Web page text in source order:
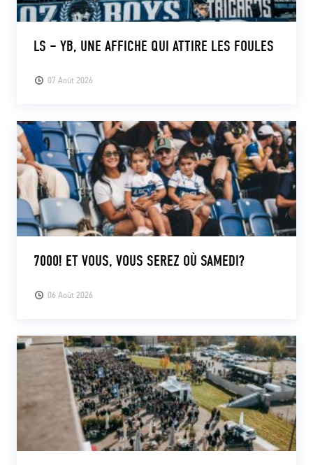
07 Août 2026
LS – YB, UNE AFFICHE QUI ATTIRE LES FOULES
06 Août 2026
7000! ET VOUS, VOUS SEREZ OÙ SAMEDI?